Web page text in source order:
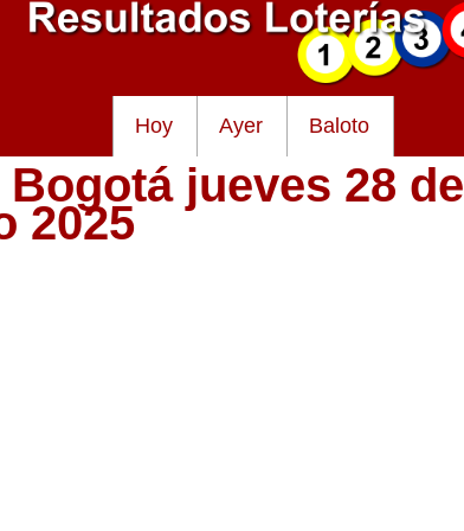
Hoy Ayer Baloto
jueves 28 de
2025